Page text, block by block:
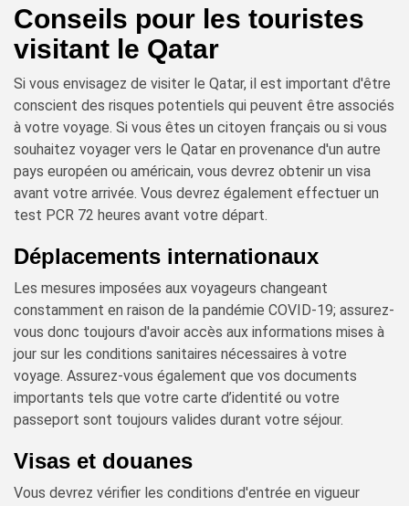
Conseils pour les touristes
visitant le Qatar
Si vous envisagez de visiter le Qatar, il est important d'être
conscient des risques potentiels qui peuvent être associés
à votre voyage. Si vous êtes un citoyen français ou si vous
souhaitez voyager vers le Qatar en provenance d'un autre
pays européen ou américain, vous devrez obtenir un visa
avant votre arrivée. Vous devrez également effectuer un
test PCR 72 heures avant votre départ.
Déplacements internationaux
Les mesures imposées aux voyageurs changeant
constamment en raison de la pandémie COVID-19; assurez-
vous donc toujours d'avoir accès aux informations mises à
jour sur les conditions sanitaires nécessaires à votre
voyage. Assurez-vous également que vos documents
importants tels que votre carte d’identité ou votre
passeport sont toujours valides durant votre séjour.
Visas et douanes
Vous devrez vérifier les conditions d'entrée en vigueur